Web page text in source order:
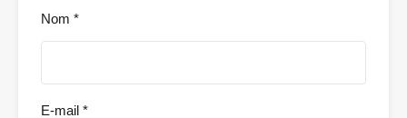
Nom *
E-mail *